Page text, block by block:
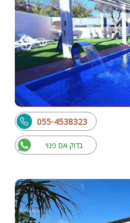
בדוק אם פנוי
055-4538323